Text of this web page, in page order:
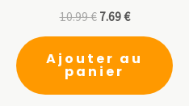
10.99€ 7.69€
Ajouter au
panier